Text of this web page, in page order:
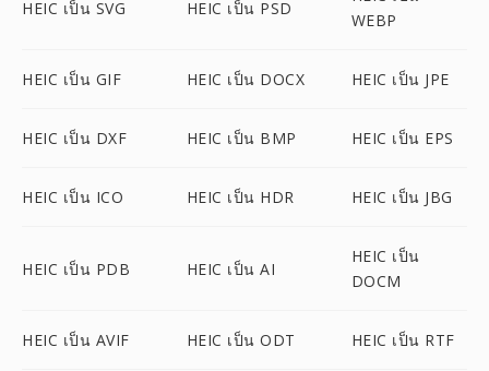
HEIC เป็น SVG HEIC เป็น PSD
WEBP
HEIC เป็น GIF HEIC เป็น DOCX HEIC เป็น JPE
HEIC เป็น DXF HEIC เป็น BMP HEIC เป็น EPS
HEIC เป็น ICO HEIC เป็น HDR HEIC เป็น JBG
HEIC เป็น PDB HEIC เป็น AI
HEIC เป็น
DOCM
HEIC เป็น AVIF HEIC เป็น ODT HEIC เป็น RTF